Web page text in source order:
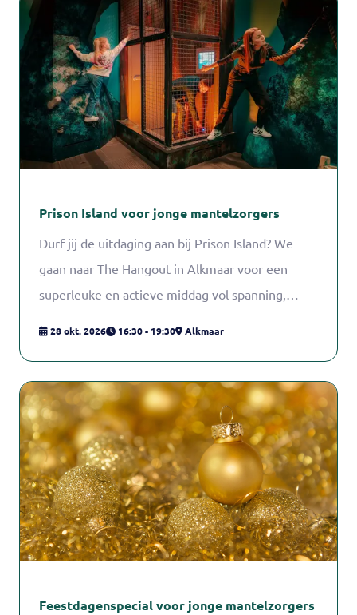
Prison Island voor jonge mantelzorgers
Durf jij de uitdaging aan bij Prison Island? We
gaan naar The Hangout in Alkmaar voor een
superleuke en actieve middag vol spanning,
28 okt. 2026 16:30 - 19:30 Alkmaar
Feestdagenspecial voor jonge mantelzorgers